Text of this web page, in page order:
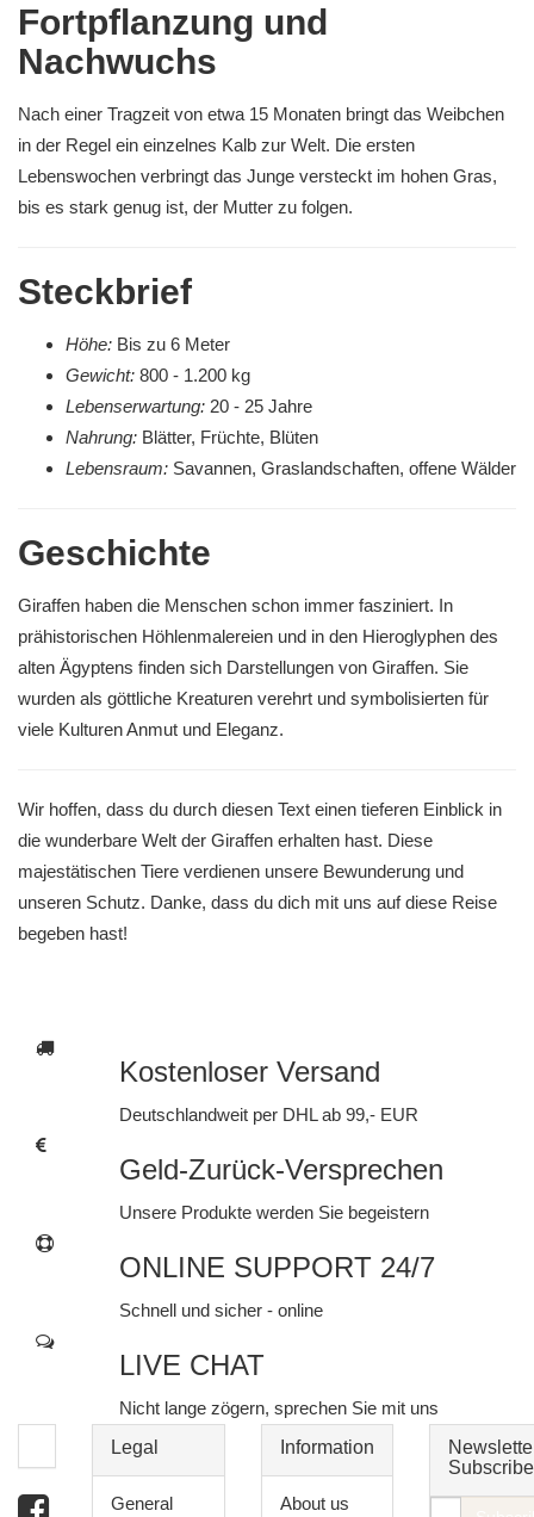
Fortpflanzung und
Nachwuchs
Nach einer Tragzeit von etwa 15 Monaten bringt das Weibchen
in der Regel ein einzelnes Kalb zur Welt. Die ersten
Lebenswochen verbringt das Junge versteckt im hohen Gras,
bis es stark genug ist, der Mutter zu folgen.
Steckbrief
Höhe: Bis zu 6 Meter
Gewicht: 800 - 1.200 kg
Lebenserwartung: 20 - 25 Jahre
Nahrung: Blätter, Früchte, Blüten
Lebensraum: Savannen, Graslandschaften, offene Wälder
Geschichte
Giraffen haben die Menschen schon immer fasziniert. In
prähistorischen Höhlenmalereien und in den Hieroglyphen des
alten Ägyptens finden sich Darstellungen von Giraffen. Sie
wurden als göttliche Kreaturen verehrt und symbolisierten für
viele Kulturen Anmut und Eleganz.
Wir hoffen, dass du durch diesen Text einen tieferen Einblick in
die wunderbare Welt der Giraffen erhalten hast. Diese
majestätischen Tiere verdienen unsere Bewunderung und
unseren Schutz. Danke, dass du dich mit uns auf diese Reise
begeben hast!
Kostenloser Versand
Deutschlandweit per DHL ab 99,- EUR
Geld-Zurück-Versprechen
Unsere Produkte werden Sie begeistern
ONLINE SUPPORT 24/7
Schnell und sicher - online
LIVE CHAT
Nicht lange zögern, sprechen Sie mit uns
Legal
General
Information
About us
Subscribe